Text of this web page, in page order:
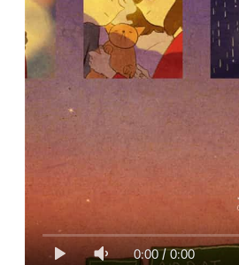
0:00/0:00